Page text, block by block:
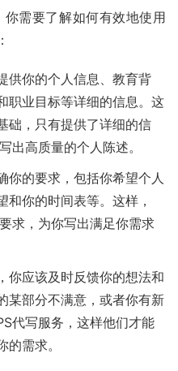
需要了解如何有效地使用
供你的个人信息、教育背
职业目标等详细的信息。这
础，只有提供了详细的信
出高质量的个人陈述。
你的要求，包括你希望个人
和你的时间表等。这样，
求，为你写出满足你需求
你应该及时反馈你的想法和
某部分不满意，或者你有新
代写服务，这样他们才能
需求。